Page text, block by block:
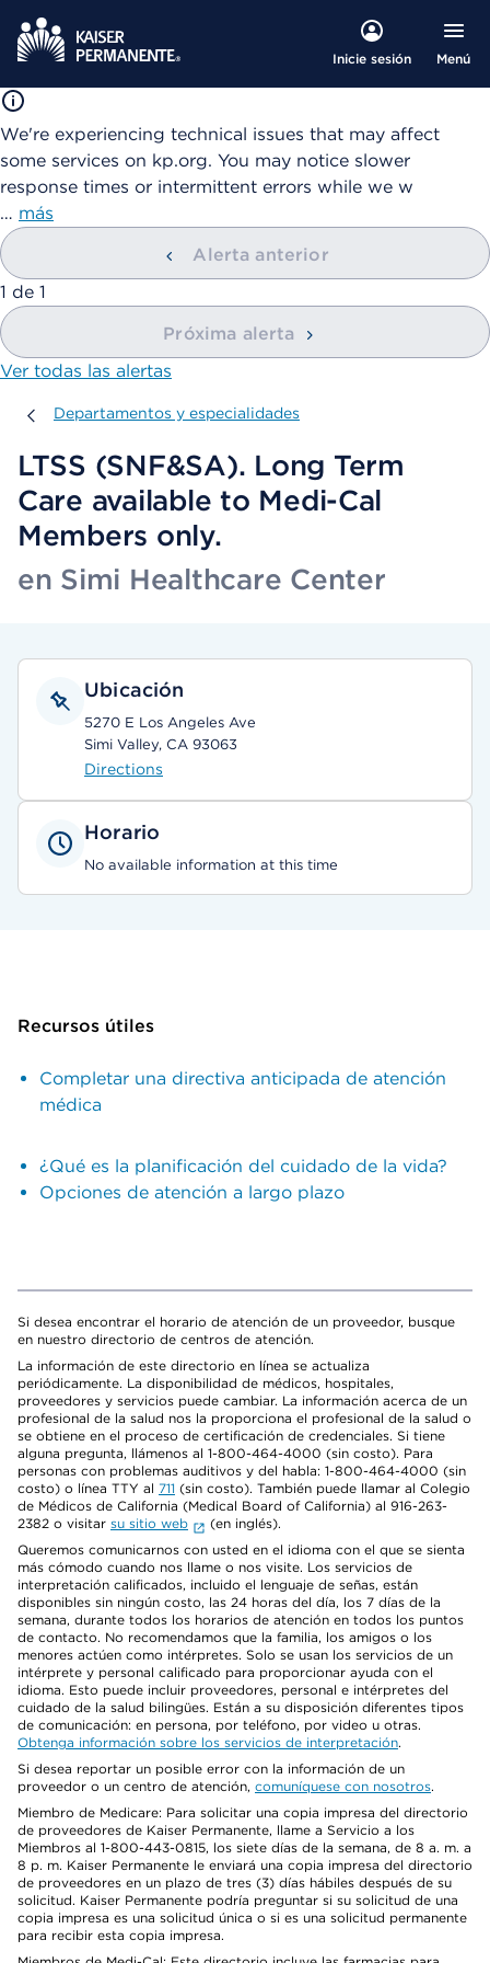
Inicie sesión Menú
We're experiencing technical issues that may affect
some services on kp.org. You may notice slower
response times or intermittent errors while we w
… más
Alerta anterior
mostrando
1 de 1
Próxima alerta
Ver todas las alertas
Departamentos y especialidades
Departamentos y especialidades
LTSS (SNF&SA). Long Term
Care available to Medi-Cal
Members only.
en Simi Healthcare Center
Ubicación
5270 E Los Angeles Ave
Simi Valley, CA 93063
Directions
Horario
No available information at this time
Recursos útiles
Completar una directiva anticipada de atención
médica
¿Qué es la planificación del cuidado de la vida?
Opciones de atención a largo plazo
Si desea encontrar el horario de atención de un proveedor, busque
en nuestro directorio de centros de atención.
La información de este directorio en línea se actualiza
periódicamente. La disponibilidad de médicos, hospitales,
proveedores y servicios puede cambiar. La información acerca de un
profesional de la salud nos la proporciona el profesional de la salud o
se obtiene en el proceso de certificación de credenciales. Si tiene
alguna pregunta, llámenos al 1-800-464-4000 (sin costo). Para
personas con problemas auditivos y del habla: 1-800-464-4000 (sin
costo) o línea TTY al 711 (sin costo). También puede llamar al Colegio
de Médicos de California (Medical Board of California) al 916-263-
2382 o visitar su sitio web
(en inglés).
Queremos comunicarnos con usted en el idioma con el que se sienta
más cómodo cuando nos llame o nos visite. Los servicios de
interpretación calificados, incluido el lenguaje de señas, están
disponibles sin ningún costo, las 24 horas del día, los 7 días de la
semana, durante todos los horarios de atención en todos los puntos
de contacto. No recomendamos que la familia, los amigos o los
menores actúen como intérpretes. Solo se usan los servicios de un
intérprete y personal calificado para proporcionar ayuda con el
idioma. Esto puede incluir proveedores, personal e intérpretes del
cuidado de la salud bilingües. Están a su disposición diferentes tipos
de comunicación: en persona, por teléfono, por video u otras.
Obtenga información sobre los servicios de interpretación.
Si desea reportar un posible error con la información de un
proveedor o un centro de atención, comuníquese con nosotros.
Miembro de Medicare: Para solicitar una copia impresa del directorio
de proveedores de Kaiser Permanente, llame a Servicio a los
Miembros al 1-800-443-0815, los siete días de la semana, de 8 a. m. a
8 p. m. Kaiser Permanente le enviará una copia impresa del directorio
de proveedores en un plazo de tres (3) días hábiles después de su
solicitud. Kaiser Permanente podría preguntar si su solicitud de una
copia impresa es una solicitud única o si es una solicitud permanente
para recibir esta copia impresa.